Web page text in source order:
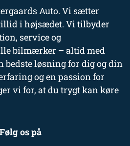
Auto. Vi sætter
i højsædet. Vi tilbyder
service og
bilmærker – altid med
bedste løsning for dig og din
og en passion for
vi for, at du trygt kan køre
Følg os på